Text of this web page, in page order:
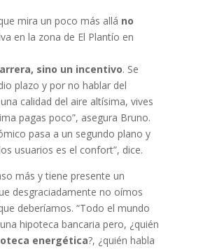
mira un poco más allá no
sino un incentivo. Se
plazo y por no hablar del
calidad del aire altísima, vives
pagas poco”, asegura Bruno.
pasa a un segundo plano y
usuarios es el confort”, dice.
más y tiene presente un
desgraciadamente no oímos
deberíamos. “Todo el mundo
hipoteca bancaria pero, ¿quién
energética?, ¿quién habla